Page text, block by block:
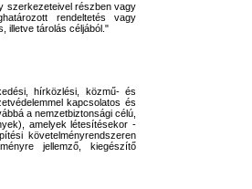
szerkezeteivel részben vagy
rendeltetés vagy
illetve tárolás céljából."
hírközlési, közmű- és
kapcsolatos és
a nemzetbiztonsági célú,
amelyek létesítésekor -
követelményrendszeren
jellemző, kiegészítő